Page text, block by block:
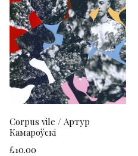
Corpus vile / Артур
Камароўскі
£10.00